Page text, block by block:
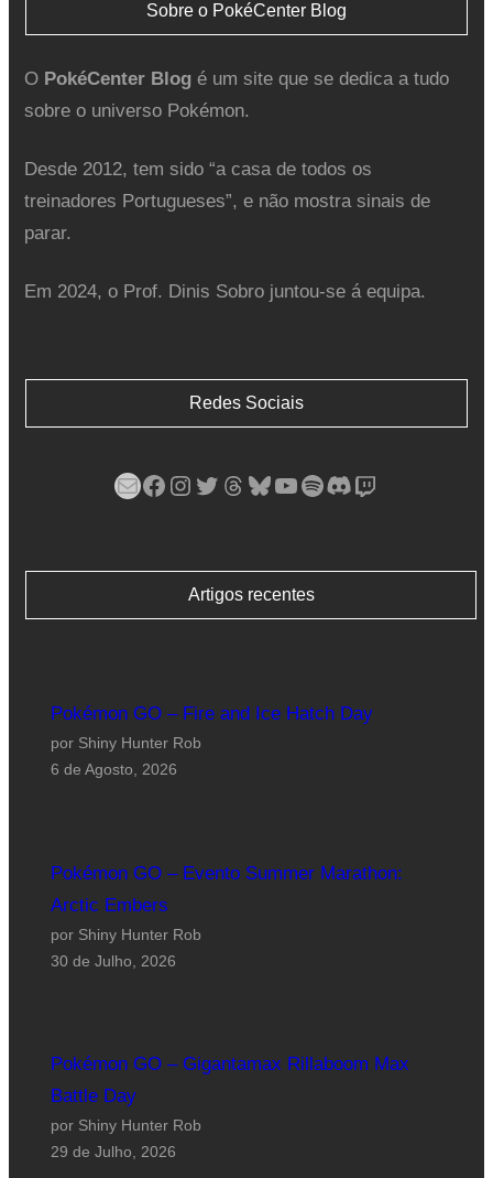
Sobre o PokéCenter Blog
O PokéCenter Blogé um site que se dedica a tudo
sobre o universo Pokémon.
Desde 2012, tem sido “a casa de todos os
treinadores Portugueses”, e não mostra sinais de
parar.
Em 2024, o Prof. Dinis Sobro juntou-se á equipa.
Redes Sociais
Mail Facebook Instagram Twitter Threads Bluesky YouTube Spotify Discord Twitch
Artigos recentes
Pokémon GO – Fire and Ice Hatch Day
por Shiny Hunter Rob
6 de Agosto, 2026
Pokémon GO – Evento Summer Marathon:
Arctic Embers
por Shiny Hunter Rob
30 de Julho, 2026
Pokémon GO – Gigantamax Rillaboom Max
Battle Day
por Shiny Hunter Rob
29 de Julho, 2026